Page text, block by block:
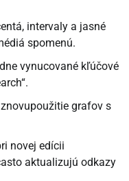
intervaly a jasné
spomenú.
vynucované kľúčové
grafov s
novej edícii
aktualizujú odkazy